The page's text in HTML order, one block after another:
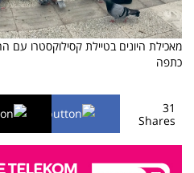
מאכילת היונים בטיילת קסילוקסטרו עם
כתפה
31
Shares